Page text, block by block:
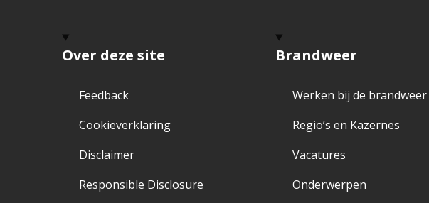
Over deze site
Feedback
Cookieverklaring
Disclaimer
Responsible Disclosure
Brandweer
Werken bij de brandweer
Regio’s en Kazernes
Vacatures
Onderwerpen